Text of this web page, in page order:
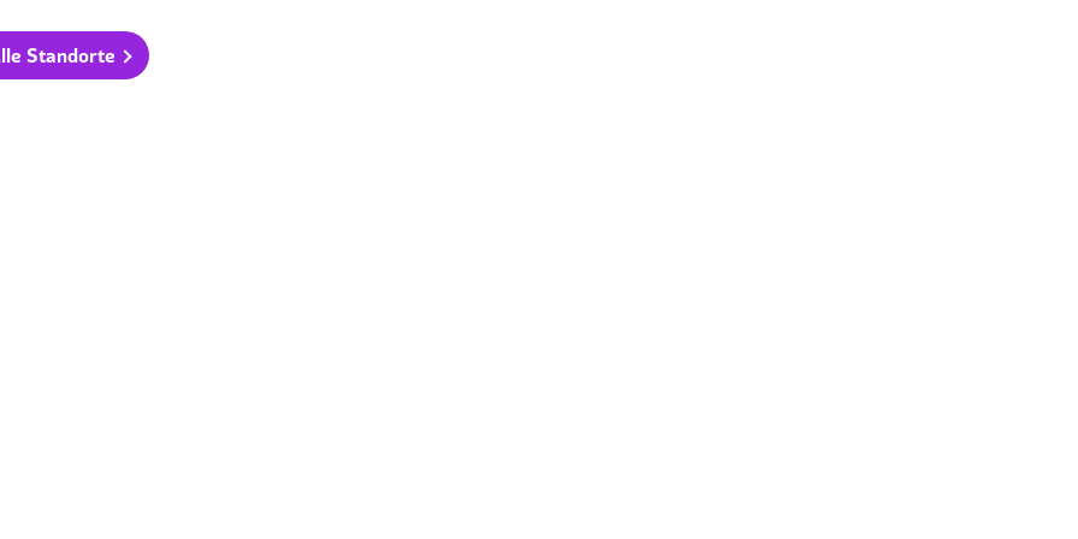
Standorte